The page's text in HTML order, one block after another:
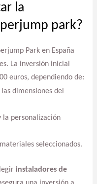
la
park?
Park en España
La inversión inicial
euros, dependiendo de:
dimensiones del
la personalización
seleccionados.
instaladores de